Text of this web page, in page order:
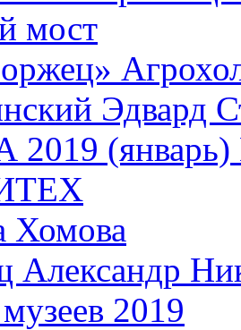
мост
Эдвард
(январь)
Хомова
2019